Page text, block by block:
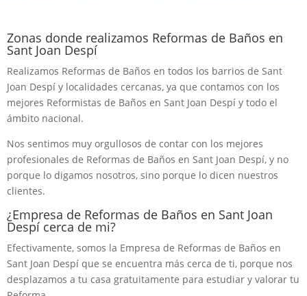
Zonas donde realizamos Reformas de Baños en
Sant Joan Despí
Realizamos Reformas de Baños en todos los barrios de Sant
Joan Despí y localidades cercanas, ya que contamos con los
mejores Reformistas de Baños en Sant Joan Despí y todo el
ámbito nacional.
Nos sentimos muy orgullosos de contar con los mejores
profesionales de Reformas de Baños en Sant Joan Despí, y no
porque lo digamos nosotros, sino porque lo dicen nuestros
clientes.
¿Empresa de Reformas de Baños en Sant Joan
Despí cerca de mi?
Efectivamente, somos la Empresa de Reformas de Baños en
Sant Joan Despí que se encuentra más cerca de ti, porque nos
desplazamos a tu casa gratuitamente para estudiar y valorar tu